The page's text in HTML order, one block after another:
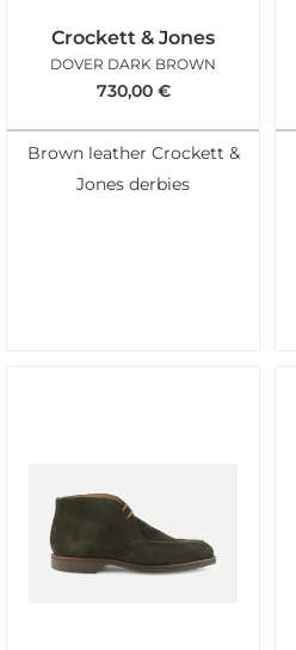
Crockett & Jones
DOVER DARK BROWN
730,00 €
Brown leather Crockett &
Jones derbies